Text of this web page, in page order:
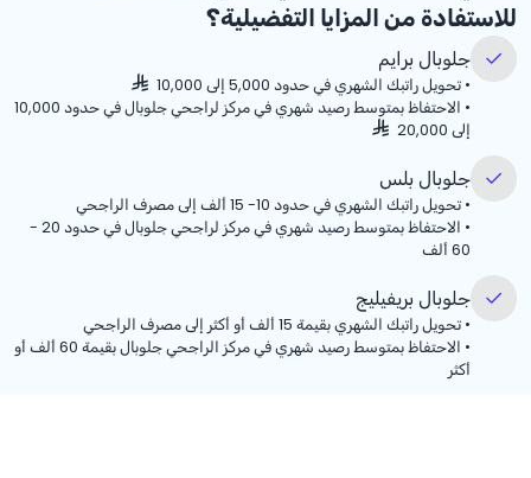
للاستفادة من المزايا التفضيلية؟
جلوبال برايم
• تحويل راتبك الشهري في حدود 5,000 إلى 10,000
•
الاحتفاظ بمتوسط رصيد شهري في مركز لراجحي جلوبال في حدود 10,000
إلى 20,000
جلوبال بلس
• تحويل راتبك الشهري في حدود 10- 15 ألف إلى مصرف الراجحي
•
الاحتفاظ بمتوسط رصيد شهري في مركز لراجحي جلوبال في حدود 20 -
60 ألف
جلوبال بريفيليج
• تحويل راتبك الشهري بقيمة 15 ألف أو أكثر إلى مصرف الراجحي
•
الاحتفاظ بمتوسط رصيد شهري في مركز الراجحي جلوبال بقيمة 60 ألف أو
أكثر